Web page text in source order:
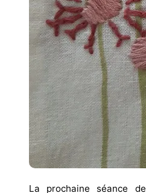
La prochaine séance de